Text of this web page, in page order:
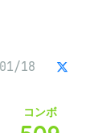
18
コンボ